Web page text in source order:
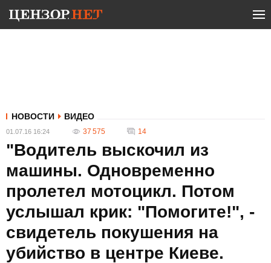
НОВОСТИ ВИДЕО
01.07.16 16:24 37 575 14
"Водитель выскочил из
машины. Одновременно
пролетел мотоцикл. Потом
услышал крик: "Помогите!", -
свидетель покушения на
убийство в центре Киеве.